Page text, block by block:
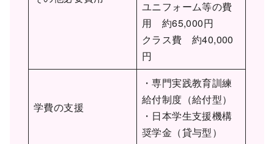
ユニフォーム等の費
用 約65,000円
クラス費 約40,000
円
学費の支援
・専門実践教育訓練
給付制度（給付型）
・日本学生支援機構
奨学金（貸与型）